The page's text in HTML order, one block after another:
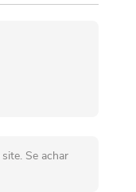
Se achar